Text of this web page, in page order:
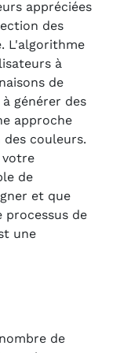
appréciées
des
L'algorithme
à
de
générer des
approche
couleurs.
votre
de
et que
processus de
une
de